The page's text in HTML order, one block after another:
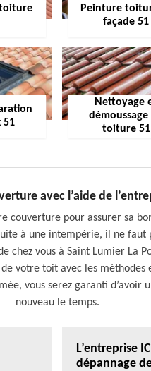
Peinture
façade 51
51
Nettoyage
démoussage
toiture 51
avec l’aide de
couverture pour assurer sa
à une intempérie, il ne
chez vous à Saint Lumier La
votre toit avec les méthodes
vous serez garanti d’avoir
nouveau le temps.
L’entreprise
dépannage